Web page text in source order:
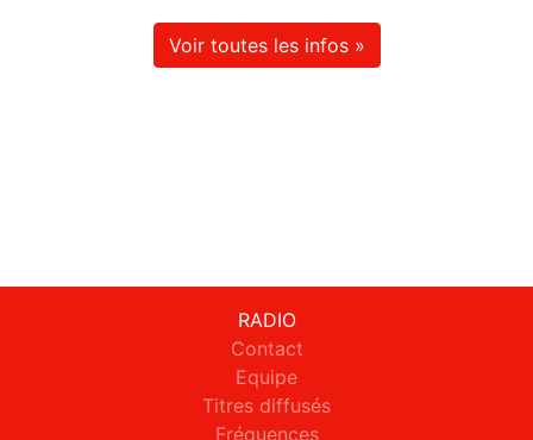
Voir toutes les infos »
RADIO
Contact
Equipe
Titres diffusés
Fréquences